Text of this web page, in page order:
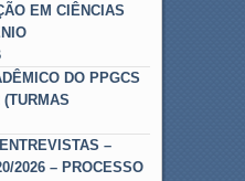
EM CIÊNCIAS
DO PPGCS
–
2026 – PROCESSO